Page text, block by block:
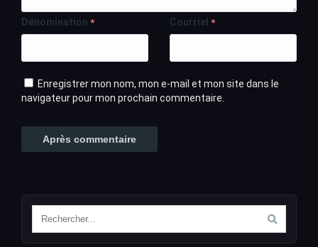
Dénomination * Courriel *
Enregistrer mon nom, mon e-mail et mon site dans le
navigateur pour mon prochain commentaire.